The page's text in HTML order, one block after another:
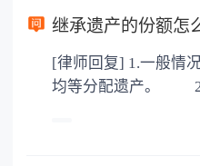
以防对财产继承发生
公证。
继承遗产的份额怎
[律师回复] 1.一般情况下，同一顺序的各继承人
均等分配遗产。 2.同一顺序继承人继承遗产